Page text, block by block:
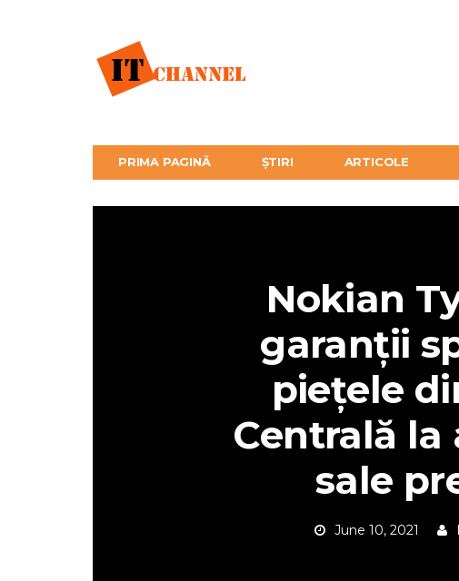
PRIMA PAGINĂ ȘTIRI ARTICOLE
Nokian
garanții
piețele
Centrală la
sale
June 10, 2021